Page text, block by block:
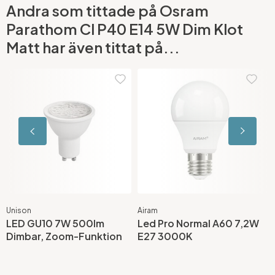
Andra som tittade på Osram
Parathom Cl P40 E14 5W Dim Klot
Matt har även tittat på...
Unison
LED GU10 7W 500lm
Dimbar, Zoom-Funktion
Airam
Led Pro Normal A60 7,2W
E27 3000K